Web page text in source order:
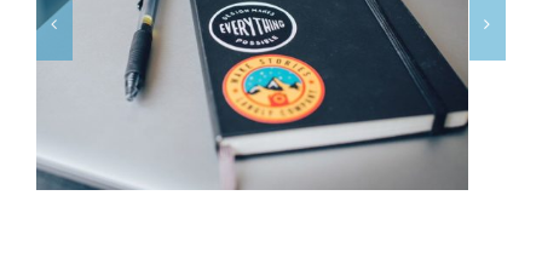
DESIGN BASICS:
ALWAYS CARRY A
NOTEBOOK